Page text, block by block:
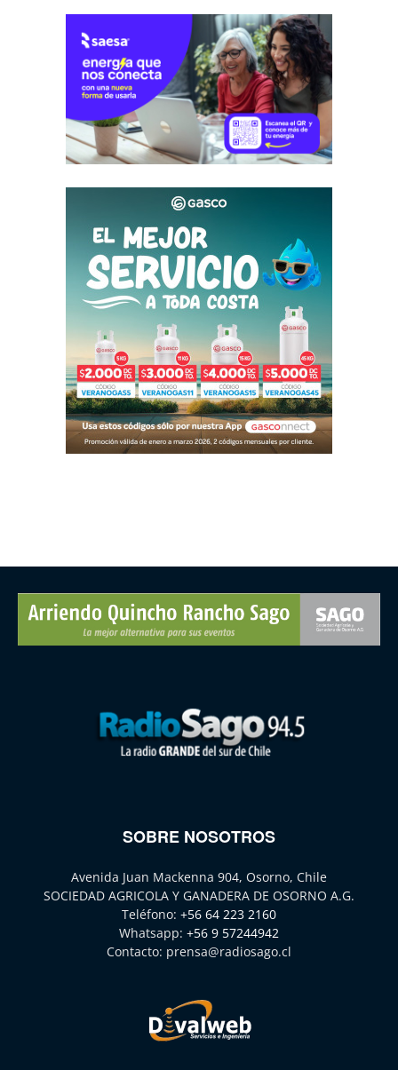
SOBRE NOSOTROS
Avenida Juan Mackenna 904, Osorno, Chile
SOCIEDAD AGRICOLA Y GANADERA DE OSORNO A.G.
Teléfono: +56 64 223 2160
Whatsapp: +56 9 57244942
Contacto: prensa@radiosago.cl